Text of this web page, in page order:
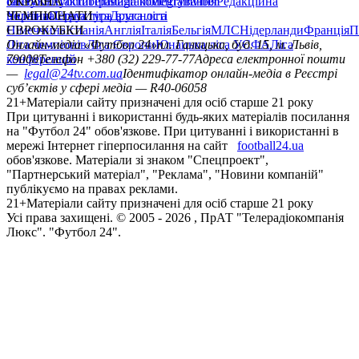
політикаСтруктура власності
УкраїнаПерша лігаДруга ліга
ЧЕМПІОНАТИ
НімеччинаІспаніяАнгліяІталіяБельгіяМЛСНідерландиФранція
ЄВРОКУБКИ
Ліга чемпіонівЛіга ЄвропиЮнацька ліга УЄФАЛіга
конференцій
Онлайн-медіа «Футбол 24»пл. Галицька, буд. 15, м. Львів,
79008Телефон +380 (32) 229-77-77Адреса електронної пошти
— legal@24tv.com.uaІдентифікатор онлайн-медіа в Реєстрі
суб’єктів у сфері медіа — R40-06058
21+Матеріали сайту призначені для осіб старше 21 року
При цитуванні і використанні будь-яких матеріалів посилання
на "Футбол 24" обов'язкове. При цитуванні і використанні в
мережі Інтернет гіперпосилання на сайт
football24.ua
обов'язкове. Матеріали зі знаком "Спецпроект",
"Партнерський матеріал", "Реклама", "Новини компаній"
публікуємо на правах реклами.
21+Матеріали сайту призначені для осіб старше 21 року
Усi права захищенi. © 2005 - 2026 , ПрАТ "Телерадіокомпанія
Люкс". "Футбол 24".